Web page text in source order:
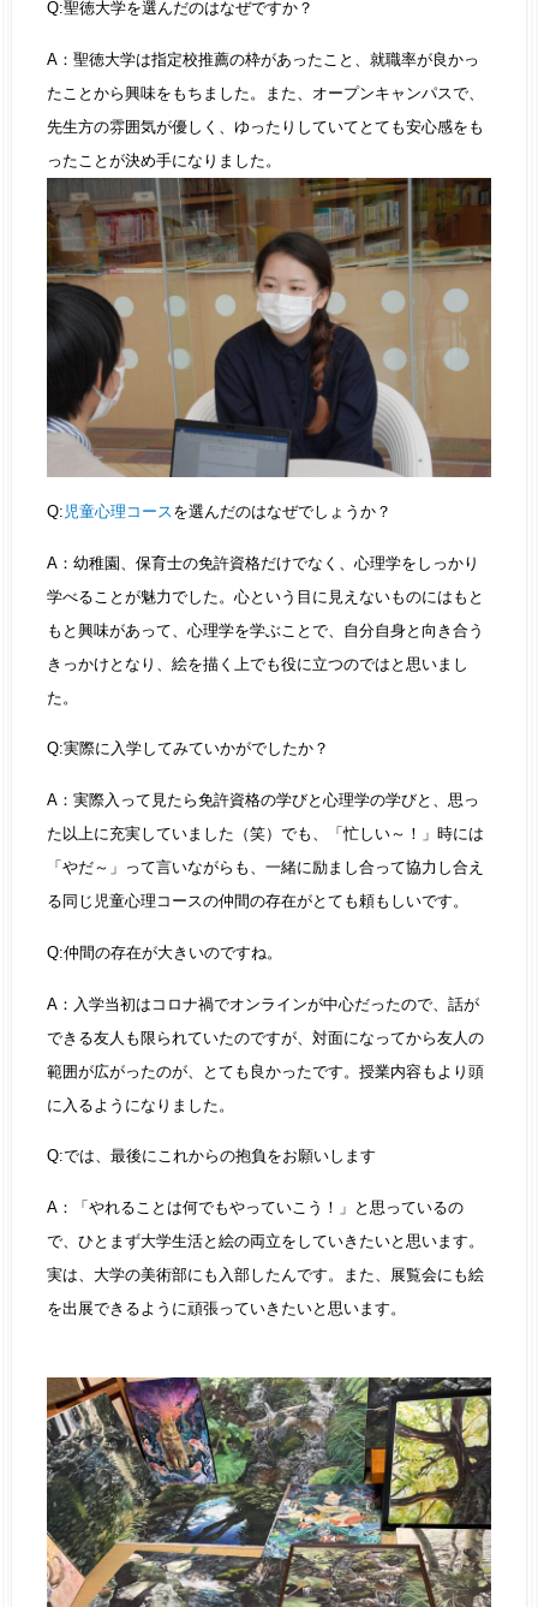
Q:聖徳大学を選んだのはなぜですか？
A：聖徳大学は指定校推薦の枠があったこと、就職率が良かっ
たことから興味をもちました。また、オープンキャンパスで、
先生方の雰囲気が優しく、ゆったりしていてとても安心感をも
ったことが決め手になりました。
Q: 児童心理コース を選んだのはなぜでしょうか？
A：幼稚園、保育士の免許資格だけでなく、心理学をしっかり
学べることが魅力でした。心という目に見えないものにはもと
もと興味があって、心理学を学ぶことで、自分自身と向き合う
きっかけとなり、絵を描く上でも役に立つのではと思いまし
た。
Q:実際に入学してみていかがでしたか？
A：実際入って見たら免許資格の学びと心理学の学びと、思っ
た以上に充実していました（笑）でも、「忙しい～！」時には
「やだ～」って言いながらも、一緒に励まし合って協力し合え
る同じ児童心理コースの仲間の存在がとても頼もしいです。
Q:仲間の存在が大きいのですね。
A：入学当初はコロナ禍でオンラインが中心だったので、話が
できる友人も限られていたのですが、対面になってから友人の
範囲が広がったのが、とても良かったです。授業内容もより頭
に入るようになりました。
Q:では、最後にこれからの抱負をお願いします
A：「やれることは何でもやっていこう！」と思っているの
で、ひとまず大学生活と絵の両立をしていきたいと思います。
実は、大学の美術部にも入部したんです。また、展覧会にも絵
を出展できるように頑張っていきたいと思います。